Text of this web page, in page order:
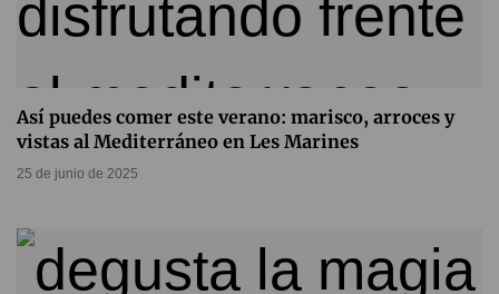
Así puedes comer este verano: marisco, arroces y
vistas al Mediterráneo en Les Marines
25 de junio de 2025